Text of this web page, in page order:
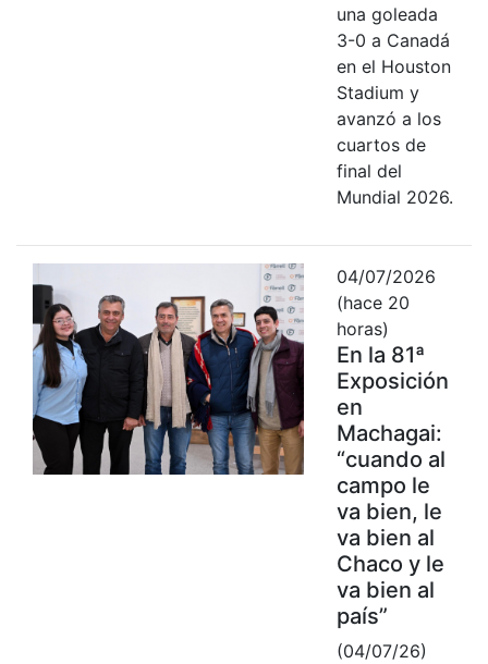
una goleada
3-0 a Canadá
en el Houston
Stadium y
avanzó a los
cuartos de
final del
Mundial 2026.
04/07/2026
(hace 20
horas)
En la 81ª
Exposición
en
Machagai:
“cuando al
campo le
va bien, le
va bien al
Chaco y le
va bien al
país”
(04/07/26)